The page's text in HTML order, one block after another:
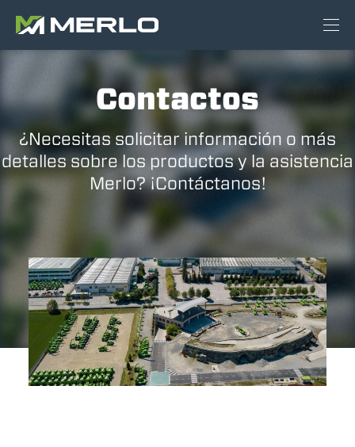
Contactos
¿Necesitas solicitar información o más
detalles sobre los productos y la asistencia
Merlo? ¡Contáctanos!